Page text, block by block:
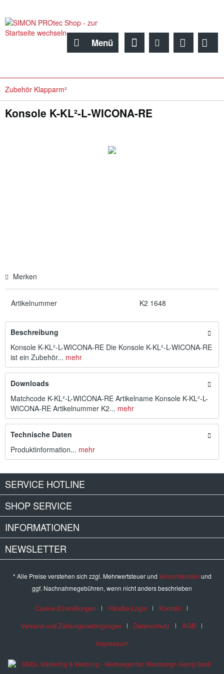
Menü
Zubehör Klapparm²
Konsole K-KL²-L-WICONA-RE
Merken
Artikelnummer K2 1648
Beschreibung
Konsole K-KL²-L-WICONA-RE Die Konsole K-KL²-L-WICONA-RE
ist ein Zubehör... mehr
Downloads
Matchcode K-KL²-L-WICONA-RE Artikelname Konsole K-KL²-L-
WICONA-RE Artikelnummer K2... mehr
Technische Daten
Produktinformation... mehr
SERVICE HOTLINE
SHOP SERVICE
INFORMATIONEN
NEWSLETTER
* Alle Preise verstehen sich zzgl. Mehrwertsteuer und Versandkosten und
ggf. Nachnahmegebühren, wenn nicht anders beschrieben
Cookie-Einstellungen Händler-Login
Kontakt
Versand und Zahlungsbedingungen
Datenschutz
AGB
Impressum